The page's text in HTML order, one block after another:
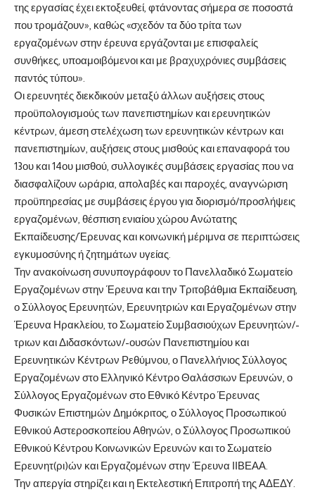
της εργασίας έχει εκτοξευθεί, φτάνοντας σήμερα σε ποσοστά
που τρομάζουν», καθώς «σχεδόν τα δύο τρίτα των
εργαζομένων στην έρευνα εργάζονται με επισφαλείς
συνθήκες, υποαμοιβόμενοι και με βραχυχρόνιες συμβάσεις
παντός τύπου».
Οι ερευνητές διεκδικούν μεταξύ άλλων αυξήσεις στους
προϋπολογισμούς των πανεπιστημίων και ερευνητικών
κέντρων, άμεση στελέχωση των ερευνητικών κέντρων και
πανεπιστημίων, αυξήσεις στους μισθούς και επαναφορά του
13ου και 14ου μισθού, συλλογικές συμβάσεις εργασίας που να
διασφαλίζουν ωράρια, απολαβές και παροχές, αναγνώριση
προϋπηρεσίας με συμβάσεις έργου για διορισμό/προσλήψεις
εργαζομένων, θέσπιση ενιαίου χώρου Ανώτατης
Εκπαίδευσης/Έρευνας και κοινωνική μέριμνα σε περιπτώσεις
εγκυμοσύνης ή ζητημάτων υγείας.
Την ανακοίνωση συνυπογράφουν το Πανελλαδικό Σωματείο
Εργαζομένων στην Έρευνα και την Τριτοβάθμια Εκπαίδευση,
ο Σύλλογος Ερευνητών, Ερευνητριών και Εργαζομένων στην
Έρευνα Ηρακλείου, το Σωματείο Συμβασιούχων Ερευνητών/-
τριων και Διδασκόντων/-ουσών Πανεπιστημίου και
Ερευνητικών Κέντρων Ρεθύμνου, ο Πανελλήνιος Σύλλογος
Εργαζομένων στο Ελληνικό Κέντρο Θαλάσσιων Ερευνών, ο
Σύλλογος Εργαζομένων στο Εθνικό Κέντρο Έρευνας
Φυσικών Επιστημών Δημόκριτος, ο Σύλλογος Προσωπικού
Εθνικού Αστεροσκοπείου Αθηνών, ο Σύλλογος Προσωπικού
Εθνικού Κέντρου Κοινωνικών Ερευνών και το Σωματείο
Ερευνητ(ρι)ών και Εργαζομένων στην Έρευνα ΙΙΒΕΑΑ.
Την απεργία στηρίζει και η Εκτελεστική Επιτροπή της ΑΔΕΔΥ.